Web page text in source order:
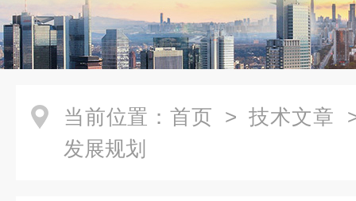
当前位置： 首页 > 技术文章
发展规划